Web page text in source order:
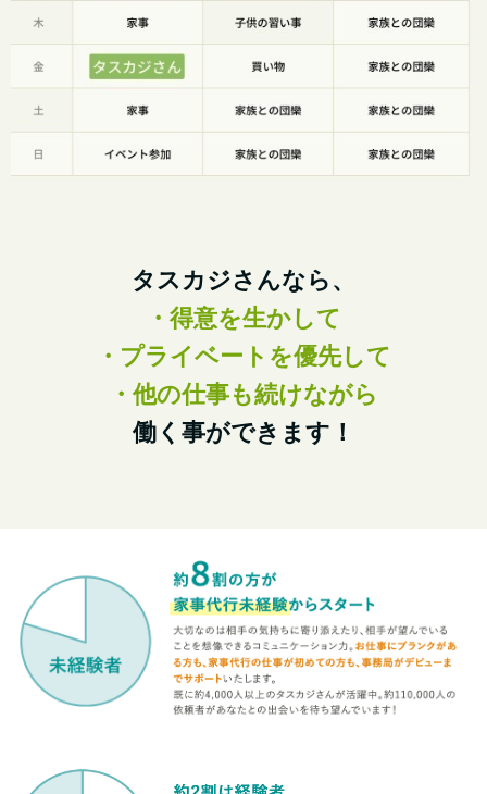
タスカジさんなら、
・得意を生かして
・プライベートを優先して
・他の仕事も続けながら
働く事ができます！